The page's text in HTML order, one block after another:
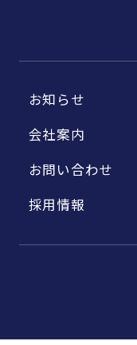
お知らせ
会社案内
お問い合わせ
採用情報